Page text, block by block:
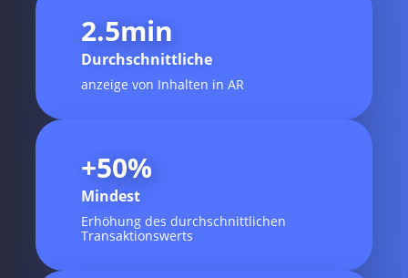
2.5min
Durchschnittliche
anzeige von Inhalten in AR
+50%
Mindest
Erhöhung des durchschnittlichen
Transaktionswerts